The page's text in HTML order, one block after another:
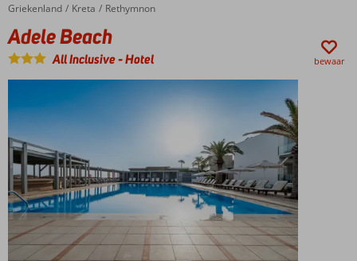
Home
Griekenland Kreta Rethymnon
Adele Beach
Adele Beach
All Inclusive-Hotel bewaar